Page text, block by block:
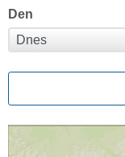
Den